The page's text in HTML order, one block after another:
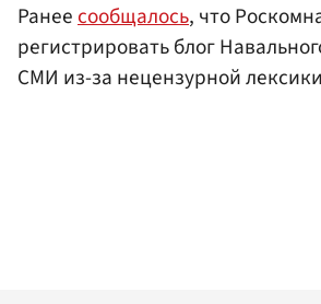
Ранеесообщалось, что
регистрировать блог
СМИ из-за нецензурной